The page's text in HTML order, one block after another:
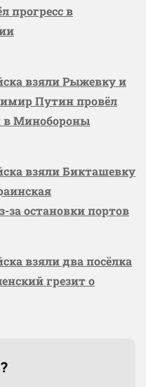
прогресс в
взяли Рыжевку и
Путин провёл
в Минобороны
взяли Бикташевку
остановки портов
взяли два посёлка
грезит о